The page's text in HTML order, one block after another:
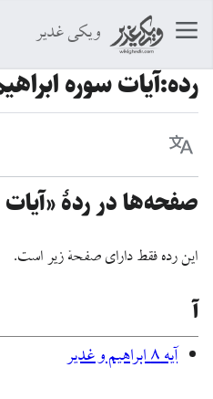
ویکی غدیر
رده:آیات سوره
زبان
صفحه‌ها در ردهٔ «آیات
این رده فقط دارای صفحهٔ زیر است.
آ
آيه ۸ ابراهیم و غدیر